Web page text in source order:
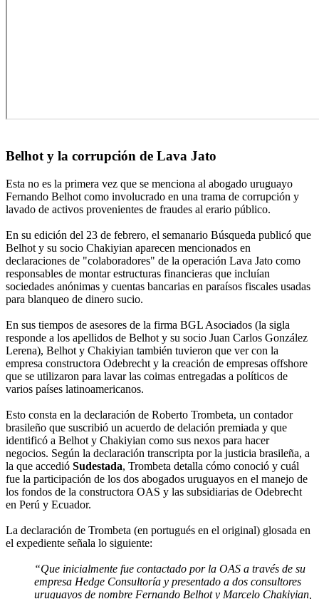
Belhot y la corrupción de Lava Jato
Esta no es la primera vez que se menciona al abogado uruguayo
Fernando Belhot como involucrado en una trama de corrupción y
lavado de activos provenientes de fraudes al erario público.
En su edición del 23 de febrero, el semanario Búsqueda publicó que
Belhot y su socio Chakiyian aparecen mencionados en
declaraciones de "colaboradores" de la operación Lava Jato como
responsables de montar estructuras financieras que incluían
sociedades anónimas y cuentas bancarias en paraísos fiscales usadas
para blanqueo de dinero sucio.
En sus tiempos de asesores de la firma BGL Asociados (la sigla
responde a los apellidos de Belhot y su socio Juan Carlos González
Lerena), Belhot y Chakiyian también tuvieron que ver con la
empresa constructora Odebrecht y la creación de empresas offshore
que se utilizaron para lavar las coimas entregadas a políticos de
varios países latinoamericanos.
Esto consta en la declaración de Roberto Trombeta, un contador
brasileño que suscribió un acuerdo de delación premiada y que
identificó a Belhot y Chakiyian como sus nexos para hacer
negocios. Según la declaración transcripta por la justicia brasileña, a
la que accedió Sudestada, Trombeta detalla cómo conoció y cuál
fue la participación de los dos abogados uruguayos en el manejo de
los fondos de la constructora OAS y las subsidiarias de Odebrecht
en Perú y Ecuador.
La declaración de Trombeta (en portugués en el original) glosada en
el expediente señala lo siguiente:
“Que inicialmente fue contactado por la OAS a través de su
empresa Hedge Consultoría y presentado a dos consultores
uruguayos de nombre Fernando Belhot y Marcelo Chakiyian,